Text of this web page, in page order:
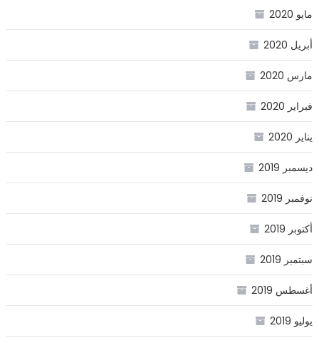
مايو 2020
أبريل 2020
مارس 2020
فبراير 2020
يناير 2020
ديسمبر 2019
نوفمبر 2019
أكتوبر 2019
سبتمبر 2019
أغسطس 2019
يوليو 2019